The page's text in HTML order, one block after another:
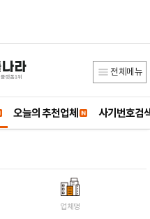
전체메뉴
오늘의 추천업체 사기번호검
업체명